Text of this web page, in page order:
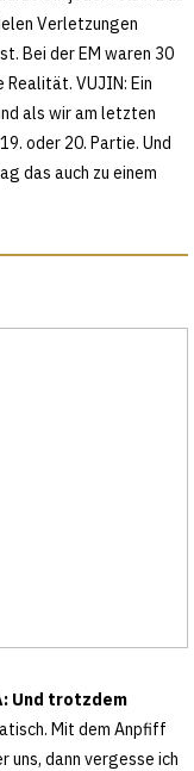
Verletzungen
Bei der EM waren 30
VUJIN: Ein
als wir am letzten
oder 20. Partie. Und
das auch zu einem
Und trotzdem
Mit dem Anpfiff
uns, dann vergesse ich